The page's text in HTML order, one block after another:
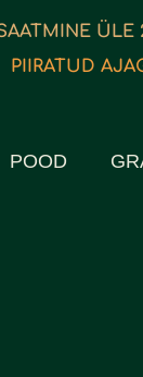
PIIRATUD
POOD